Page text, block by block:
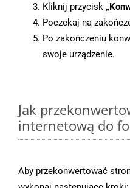
Kliknij przycisk
Poczekaj na
Po zakończeniu
swoje urządzenie.
Jak
internetową do
Aby przekonwertować